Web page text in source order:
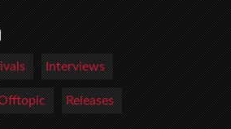
Interviews
Releases